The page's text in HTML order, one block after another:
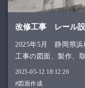
改修工事 レール
2025年5月 静岡県
工事の図面、製作、
2025-05-12 18:12:26
#図面作成